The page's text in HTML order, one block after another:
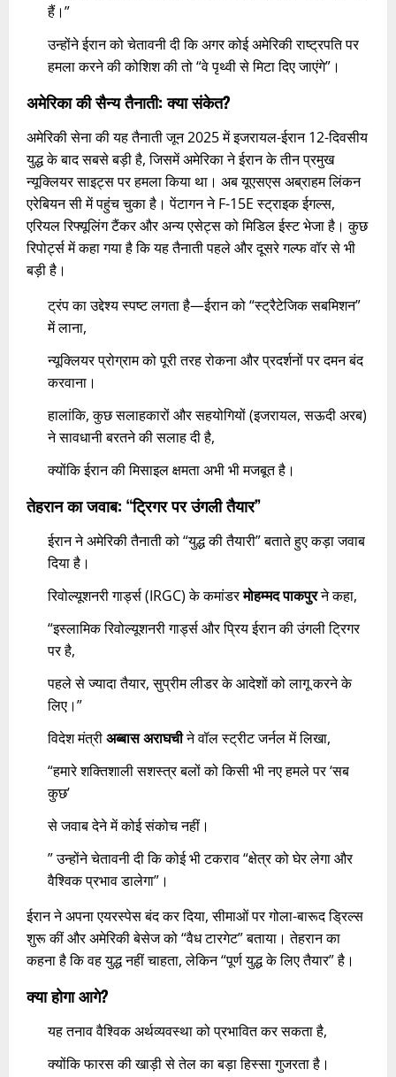
हैं।”
उन्होंने ईरान को चेतावनी दी कि अगर कोई अमेरिकी राष्ट्रपति पर
हमला करने की कोशिश की तो “वे पृथ्वी से मिटा दिए जाएंगे”।
अमेरिका की सैन्य तैनाती: क्या संकेत?
अमेरिकी सेना की यह तैनाती जून 2025 में इजरायल-ईरान 12-दिवसीय
युद्ध के बाद सबसे बड़ी है, जिसमें अमेरिका ने ईरान के तीन प्रमुख
न्यूक्लियर साइट्स पर हमला किया था। अब यूएसएस अब्राहम लिंकन
एरेबियन सी में पहुंच चुका है। पेंटागन ने F-15E स्ट्राइक ईगल्स,
एरियल रिफ्यूलिंग टैंकर और अन्य एसेट्स को मिडिल ईस्ट भेजा है। कुछ
रिपोर्ट्स में कहा गया है कि यह तैनाती पहले और दूसरे गल्फ वॉर से भी
बड़ी है।
ट्रंप का उद्देश्य स्पष्ट लगता है—ईरान को “स्ट्रैटेजिक सबमिशन”
में लाना,
न्यूक्लियर प्रोग्राम को पूरी तरह रोकना और प्रदर्शनों पर दमन बंद
करवाना।
हालांकि, कुछ सलाहकारों और सहयोगियों (इजरायल, सऊदी अरब)
ने सावधानी बरतने की सलाह दी है,
क्योंकि ईरान की मिसाइल क्षमता अभी भी मजबूत है।
तेहरान का जवाब: “ट्रिगर पर उंगली तैयार”
ईरान ने अमेरिकी तैनाती को “युद्ध की तैयारी” बताते हुए कड़ा जवाब
दिया है।
रिवोल्यूशनरी गार्ड्स (IRGC) के कमांडरमोहम्मद पाकपुरने कहा,
“इस्लामिक रिवोल्यूशनरी गार्ड्स और प्रिय ईरान की उंगली ट्रिगर
पर है,
पहले से ज्यादा तैयार, सुप्रीम लीडर के आदेशों को लागू करने के
लिए।”
विदेश मंत्रीअब्बास अराघचीने वॉल स्ट्रीट जर्नल में लिखा,
“हमारे शक्तिशाली सशस्त्र बलों को किसी भी नए हमले पर ‘सब
कुछ’
से जवाब देने में कोई संकोच नहीं।
” उन्होंने चेतावनी दी कि कोई भी टकराव “क्षेत्र को घेर लेगा और
वैश्विक प्रभाव डालेगा”।
ईरान ने अपना एयरस्पेस बंद कर दिया, सीमाओं पर गोला-बारूद ड्रिल्स
शुरू कीं और अमेरिकी बेसेज को “वैध टारगेट” बताया। तेहरान का
कहना है कि वह युद्ध नहीं चाहता, लेकिन “पूर्ण युद्ध के लिए तैयार” है।
क्या होगा आगे?
यह तनाव वैश्विक अर्थव्यवस्था को प्रभावित कर सकता है,
क्योंकि फारस की खाड़ी से तेल का बड़ा हिस्सा गुजरता है।